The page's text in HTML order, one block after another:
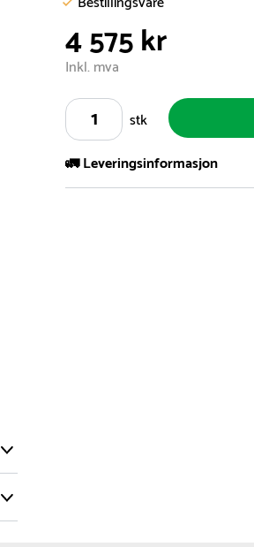
4 575 kr
Inkl. mva
stk
🚛 Leveringsinformasjon